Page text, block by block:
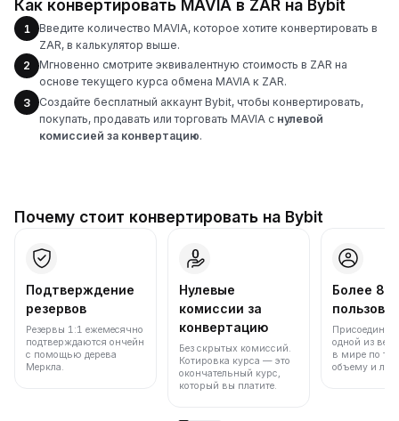
Как конвертировать MAVIA в ZAR на Bybit
1
Введите количество MAVIA, которое хотите конвертировать в
ZAR, в калькулятор выше.
2
Мгновенно смотрите эквивалентную стоимость в ZAR на
основе текущего курса обмена MAVIA к ZAR.
3
Создайте бесплатный аккаунт Bybit, чтобы конвертировать,
покупать, продавать или торговать MAVIA с нулевой
комиссией за конвертацию.
Почему стоит конвертировать на Bybit
Подтверждение
резервов
Резервы 1:1 ежемесячно
подтверждаются ончейн
с помощью дерева
Меркла.
Нулевые
комиссии за
конвертацию
Без скрытых комиссий.
Котировка курса — это
окончательный курс,
который вы платите.
Более 86
одной из
в мире по
объему и